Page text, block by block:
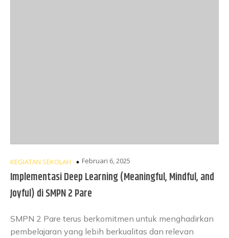
KEGIATAN SEKOLAH Februari 6, 2025
Implementasi Deep Learning (Meaningful, Mindful, and
Joyful) di SMPN 2 Pare
SMPN 2 Pare terus berkomitmen untuk menghadirkan
pembelajaran yang lebih berkualitas dan relevan